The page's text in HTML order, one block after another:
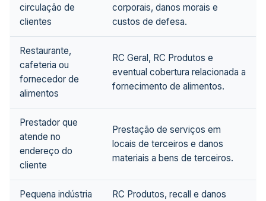
circulação de
clientes
corporais, danos morais e
custos de defesa.
Restaurante,
cafeteria ou
fornecedor de
alimentos
RC Geral, RC Produtos e
eventual cobertura relacionada a
fornecimento de alimentos.
Prestador que
atende no
endereço do
cliente
Prestação de serviços em
locais de terceiros e danos
materiais a bens de terceiros.
Pequena indústria
RC Produtos, recall e danos